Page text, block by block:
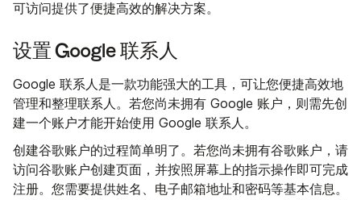
可访问提供了便捷高效的解决方案。
设置 Google 联系人
Google 联系人是一款功能强大的工具，可让您便捷高效地
管理和整理联系人。若您尚未拥有 Google 账户，则需先创
建一个账户才能开始使用 Google 联系人。
创建谷歌账户的过程简单明了。若您尚未拥有谷歌账户，请
访问谷歌账户创建页面，并按照屏幕上的指示操作即可完成
注册。您需要提供姓名、电子邮箱地址和密码等基本信息。